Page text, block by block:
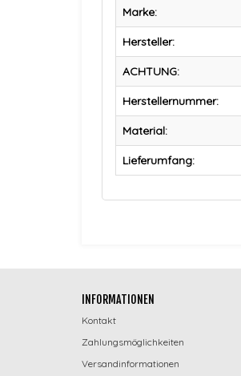
Marke:
Hersteller:
ACHTUNG:
Herstellernummer:
Material:
Lieferumfang:
INFORMATIONEN
Kontakt
Zahlungsmöglichkeiten
Versandinformationen